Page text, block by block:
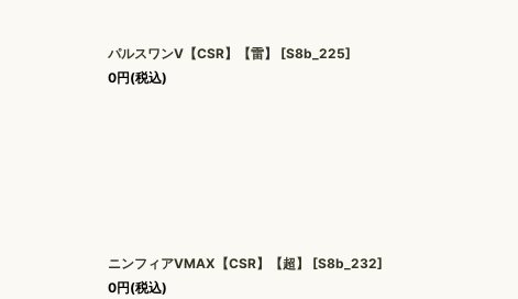
パルスワンV【CSR】【雷】 [S8b_225]
0円(税込)
ニンフィアVMAX【CSR】【超】 [S8b_232]
0円(税込)